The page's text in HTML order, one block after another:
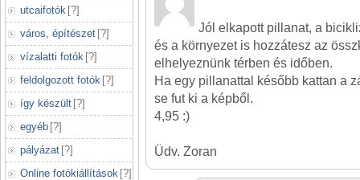
utcaifotók [?]
város, építészet [?]
vízalatti fotók [?]
feldolgozott fotók [?]
így készült [?]
egyéb [?]
pályázat [?]
Online fotókiállítások [?]
Jól elkapott pillanat, a
és a környezet is hozzátesz az
elhelyeznünk térben és időben.
Ha egy pillanattal később kattan a
se fut ki a képből.
4,95 :)
Üdv. Zoran